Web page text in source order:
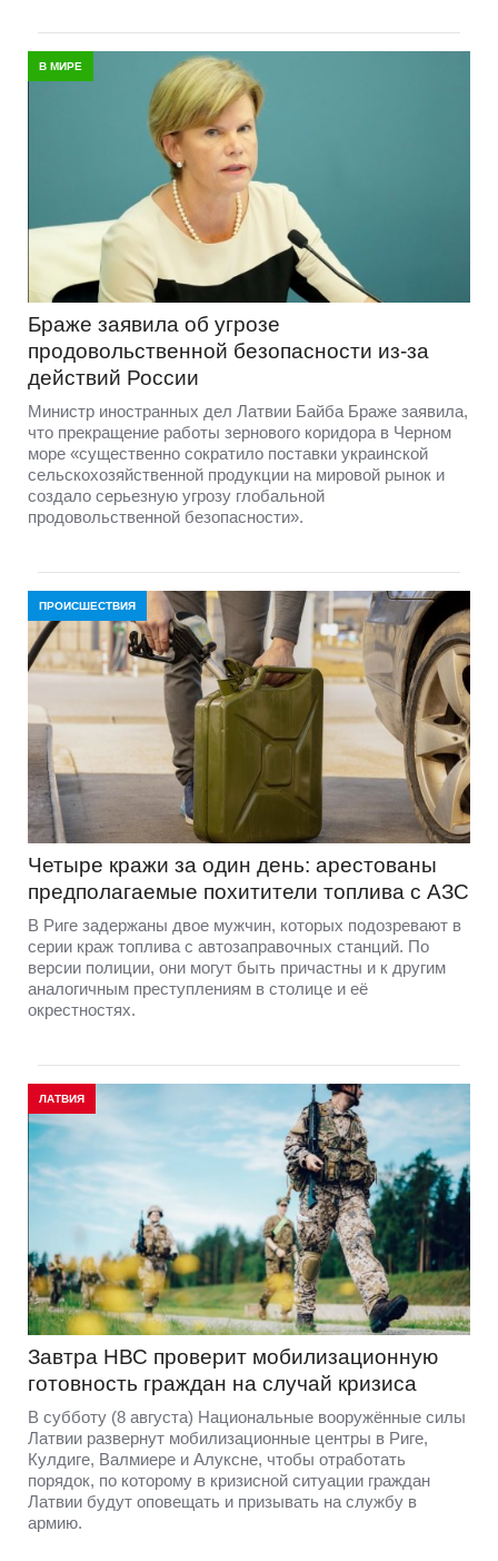
В МИРЕ
Браже заявила об угрозе
продовольственной безопасности из-за
действий России
Министр иностранных дел Латвии Байба Браже заявила,
что прекращение работы зернового коридора в Черном
море «существенно сократило поставки украинской
сельскохозяйственной продукции на мировой рынок и
создало серьезную угрозу глобальной
продовольственной безопасности».
ПРОИСШЕСТВИЯ
Четыре кражи за один день: арестованы
предполагаемые похитители топлива с АЗС
В Риге задержаны двое мужчин, которых подозревают в
серии краж топлива с автозаправочных станций. По
версии полиции, они могут быть причастны и к другим
аналогичным преступлениям в столице и её
окрестностях.
ЛАТВИЯ
Завтра НВС проверит мобилизационную
готовность граждан на случай кризиса
В субботу (8 августа) Национальные вооружённые силы
Латвии развернут мобилизационные центры в Риге,
Кулдиге, Валмиере и Алуксне, чтобы отработать
порядок, по которому в кризисной ситуации граждан
Латвии будут оповещать и призывать на службу в
армию.